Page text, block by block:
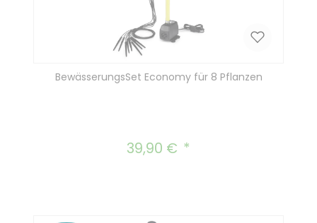
BewässerungsSet Economy für 8 Pflanzen
Regulärer Preis:
39,90 €